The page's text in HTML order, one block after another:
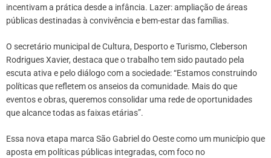
incentivam a prática desde a infância. Lazer: ampliação de áreas
públicas destinadas à convivência e bem-estar das famílias.
O secretário municipal de Cultura, Desporto e Turismo, Cleberson
Rodrigues Xavier, destaca que o trabalho tem sido pautado pela
escuta ativa e pelo diálogo com a sociedade: “Estamos construindo
políticas que refletem os anseios da comunidade. Mais do que
eventos e obras, queremos consolidar uma rede de oportunidades
que alcance todas as faixas etárias”.
Essa nova etapa marca São Gabriel do Oeste como um município que
aposta em políticas públicas integradas, com foco no